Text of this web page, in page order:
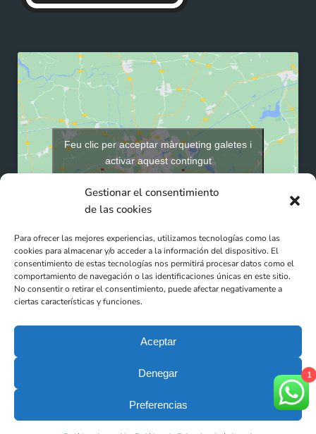
Gestionar el consentimiento
de las cookies
Para ofrecer las mejores experiencias, utilizamos tecnologías como las
cookies para almacenar y/o acceder a la información del dispositivo. El
consentimiento de estas tecnologías nos permitirá procesar datos como el
comportamiento de navegación o las identificaciones únicas en este sitio.
No consentir o retirar el consentimiento, puede afectar negativamente a
ciertas características y funciones.
Aceptar
Denegar
Preferencias
Feu clic per acceptar màrqueting galetes i
activar aquest contingut
Clínicas DEN (Ortho Doctos SLP - N° Registre: E08816462) -
Tots els drets reservats © 2025
1